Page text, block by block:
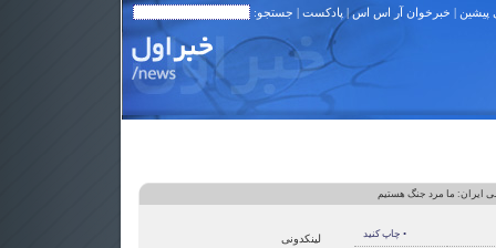
پیشین | خبرخوان آر اس اس| پادکست | جستجو:
ایران: ما مرد جنگ هستیم
• چاپ کنید
لینکدونی